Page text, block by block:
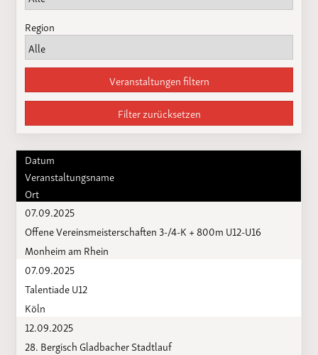
Region
Veranstaltungen filtern
Filter zurücksetzen
Datum
Veranstaltungsname
Ort
07.09.2025
Offene Vereinsmeisterschaften 3-/4-K + 800m U12-U16
Monheim am Rhein
07.09.2025
Talentiade U12
Köln
12.09.2025
28. Bergisch Gladbacher Stadtlauf